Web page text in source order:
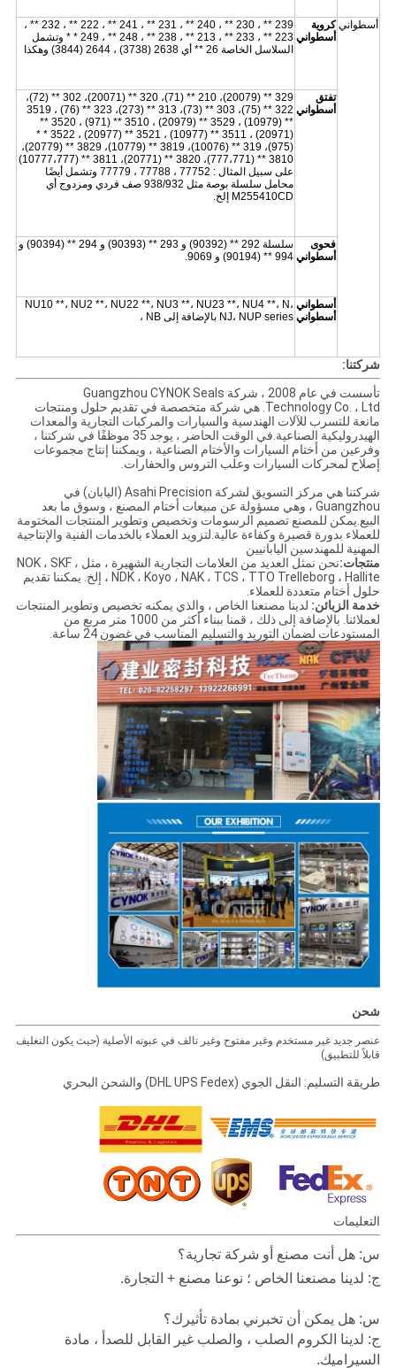
أسطواني كروية
أسطواني
239 ** ، 230 ** ، 240 ** ، 231 ** ، 241 ** ، 222 ** ، 232 ** ،
223 ** ، 233 ** ، 213 ** ، 238 ** ، 248 ** ، 249 * * وتشمل
السلاسل الخاصة 26 ** أي 2638 (3738) ، 2644 (3844) وهكذا
تفتق
أسطواني
329 ** (20079)، 210 ** (71)، 320 ** (20071)، 302 ** (72)،
322 ** (75)، 303 ** (73)، 313 ** (273)، 323 ** (76) ، 3519
** (10979) ، 3529 ** (20979) ، 3510 ** (971) ، 3520 **
(20971) ، 3511 ** (10977) ، 3521 ** (20977) ، 3522 * *
(975)، 319 ** (10076)، 3819 ** (10779)، 3829 ** (20779)،
3810 ** (777،771)، 3820 ** (20771)، 3811 ** (10777،777)
على سبيل المثال : 77752 ، 77788 ، 77779 وتشمل أيضًا
محامل سلسلة بوصة مثل 938/932 صف فردي ومزدوج أي
M255410CD إلخ.
فحوى
أسطواني
سلسلة 292 ** (90392) و 293 ** (90393) و 294 ** (90394) و
994 ** (90194) و 9069.
أسطواني
أسطواني
NU10 **، NU2 **، NU22 **، NU3 **، NU23 **، NU4 **، N،
NJ، NUP series بالإضافة إلى NB ،
شركتنا:
تأسست في عام 2008 ، شركة Guangzhou CYNOK Seals
Technology Co. ، Ltd. هي شركة متخصصة في تقديم حلول ومنتجات
مانعة للتسرب للآلات الهندسية والسيارات والمركبات التجارية والمعدات
الهيدروليكية الصناعية.في الوقت الحاضر ، يوجد 35 موظفًا في شركتنا ،
وفرعين من أختام السيارات والأختام الصناعية ، ويمكننا إنتاج مجموعات
إصلاح لمحركات السيارات وعلب التروس والحفارات.
شركتنا هي مركز التسويق لشركة Asahi Precision (اليابان) في
Guangzhou ، وهي مسؤولة عن مبيعات أختام المصنع ، وسوق ما بعد
البيع.يمكن للمصنع تصميم الرسومات وتخصيص وتطوير المنتجات المختومة
للعملاء بدورة قصيرة وكفاءة عالية.لتزويد العملاء بالخدمات الفنية والإنتاجية
المهنية للمهندسين اليابانيين
منتجات:
نحن نمثل العديد من العلامات التجارية الشهيرة ، مثل NOK ، SKF ،
NDK ، Koyo ، NAK ، TCS ، TTO Trelleborg ، Hallite ، إلخ. يمكننا تقديم
حلول أختام متعددة للعملاء.
خدمة الزبائن: لدينا مصنعنا الخاص ، والذي يمكنه تخصيص وتطوير المنتجات
لعملائنا. بالإضافة إلى ذلك ، قمنا ببناء أكثر من 1000 متر مربع من
المستودعات لضمان التوريد والتسليم المناسب في غضون 24 ساعة.
شحن
عنصر جديد غير مستخدم وغير مفتوح وغير تالف في عبوته الأصلية (حيث يكون التغليف
قابلاً للتطبيق)
طريقة التسليم: النقل الجوي (DHL UPS Fedex) والشحن البحري
التعليمات
س: هل أنت مصنع أو شركة تجارية؟
ج: لدينا مصنعنا الخاص ؛ نوعنا مصنع + التجارة.
س: هل يمكن أن تخبرني بمادة تأثيرك؟
ج: لدينا الكروم الصلب ، والصلب غير القابل للصدأ ، مادة
السيراميك.